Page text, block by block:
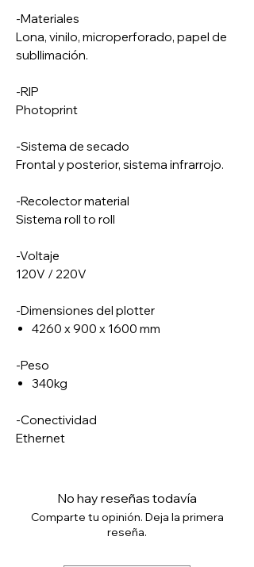
-Materiales
Lona, vinilo, microperforado, papel de
subllimación.
-RIP
Photoprint
-Sistema de secado
Frontal y posterior, sistema infrarrojo.
-Recolector material
Sistema roll to roll
-Voltaje
120V / 220V
-Dimensiones del plotter
4260 x 900 x 1600 mm
-Peso
340kg
-Conectividad
Ethernet
No hay reseñas todavía
Comparte tu opinión. Deja la primera
reseña.